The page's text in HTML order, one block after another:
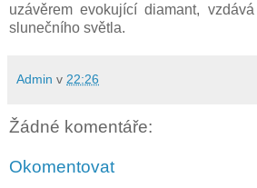
uzávěrem evokující diamant,
slunečního světla.
Admin v 22:26
Žádné komentáře:
Okomentovat